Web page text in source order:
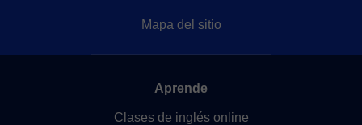
Mapa del sitio
Aprende
Clases de inglés online